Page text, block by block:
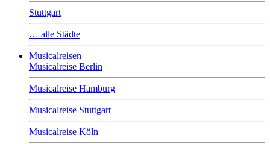
Stuttgart
… alle Städte
Musicalreisen
Musicalreise Berlin
Musicalreise Hamburg
Musicalreise Stuttgart
Musicalreise Köln